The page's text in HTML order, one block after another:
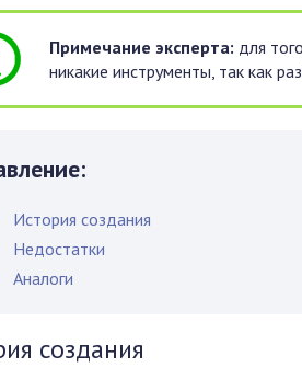
Примечание эксперта: для
никакие инструменты, так как
История создания
Недостатки
Аналоги
создания